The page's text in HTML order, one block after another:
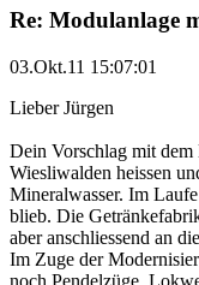
Re: Modulanlage
03.Okt.11 15:07:01
Lieber Jürgen
Dein Vorschlag mit
Wiesliwalden heissen
Mineralwasser. Im
blieb. Die
aber anschliessend an
Im Zuge der
noch Pendelzüge.